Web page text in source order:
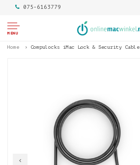
075-6163779
MENU
Home Compulocks iMac Lock & Security Cable